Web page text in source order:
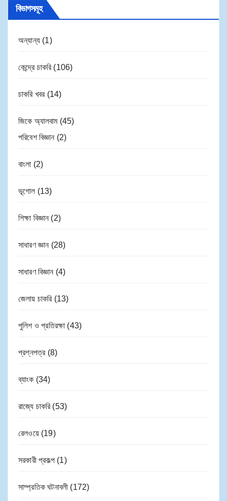
বিভাগসমূহ
অন্যান্য (1)
কেন্দ্রে চাকরি(106)
চাকরি খবর(14)
জিকে অ্যালবাম(45)
পরিবেশ বিজ্ঞান (2)
বাংলা (2)
ভূগোল (13)
শিক্ষা বিজ্ঞান (2)
সাধারণ জ্ঞান (28)
সাধারণ বিজ্ঞান (4)
জেলায় চাকরি(13)
পুলিশ ও প্রতিরক্ষা (43)
প্রশ্নপত্র(8)
ব্যাংক (34)
রাজ্যে চাকরি(53)
রেলওয়ে(19)
সরকারী প্রকল্প (1)
সাম্প্রতিক ঘটনাবলী (172)